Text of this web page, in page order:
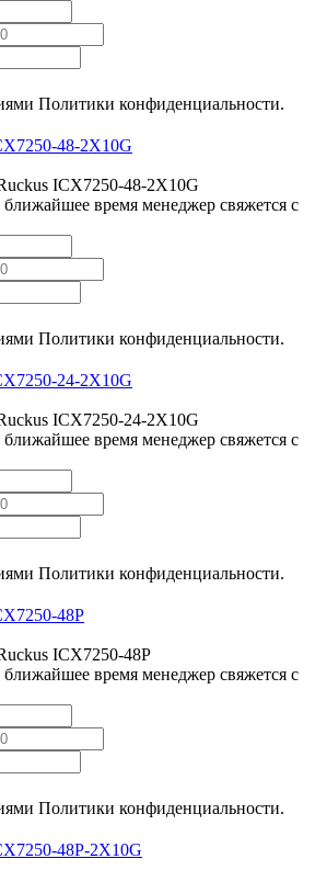
Политики конфиденциальности.
48-2X10G
ICX7250-48-2X10G
время менеджер свяжется с
Политики конфиденциальности.
24-2X10G
ICX7250-24-2X10G
время менеджер свяжется с
Политики конфиденциальности.
48P
ICX7250-48P
время менеджер свяжется с
Политики конфиденциальности.
48P-2X10G